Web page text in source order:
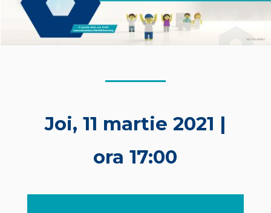
Joi, 11 martie 2021 |
ora 17:00